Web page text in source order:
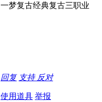
一梦复古经典复古三职业
回复 支持 反对
使用道具 举报